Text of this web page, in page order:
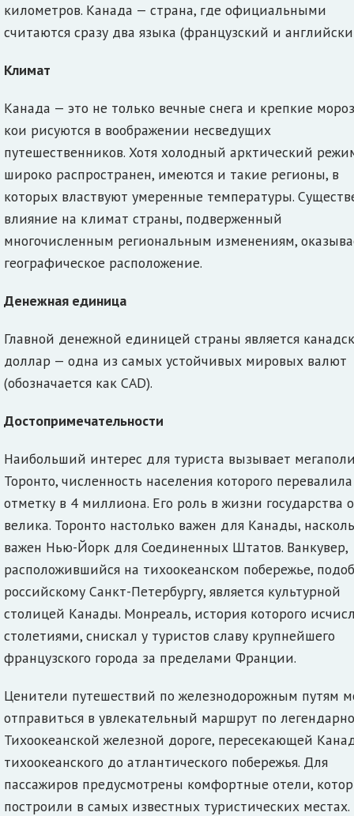
километров. Канада — страна, где официальными
считаются сразу два языка (французский и
Климат
Канада — это не только вечные снега и крепкие
кои рисуются в воображении несведущих
путешественников. Хотя холодный арктический
широко распространен, имеются и такие регионы, в
которых властвуют умеренные температуры.
влияние на климат страны, подверженный
многочисленным региональным изменениям,
географическое расположение.
Денежная единица
Главной денежной единицей страны является
доллар — одна из самых устойчивых мировых валют
(обозначается как CAD).
Достопримечательности
Наибольший интерес для туриста вызывает
Торонто, численность населения которого
отметку в 4 миллиона. Его роль в жизни государства
велика. Торонто настолько важен для Канады,
важен Нью-Йорк для Соединенных Штатов. Ванкувер,
расположившийся на тихоокеанском побережье,
российскому Санкт-Петербургу, является культурной
столицей Канады. Монреаль, история которого
столетиями, снискал у туристов славу крупнейшего
французского города за пределами Франции.
Ценители путешествий по железнодорожным путям
отправиться в увлекательный маршрут по
Тихоокеанской железной дороге, пересекающей
тихоокеанского до атлантического побережья. Для
пассажиров предусмотрены комфортные отели,
построили в самых известных туристических местах.